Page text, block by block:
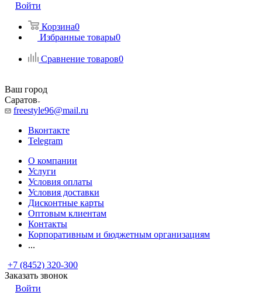
Войти
Корзина0
Избранные товары0
Сравнение товаров0
Ваш город
Саратов
freestyle96@mail.ru
Вконтакте
Telegram
О компании
Услуги
Условия оплаты
Условия доставки
Дисконтные карты
Оптовым клиентам
Контакты
Корпоративным и бюджетным организациям
...
+7 (8452) 320-300
Заказать звонок
Войти